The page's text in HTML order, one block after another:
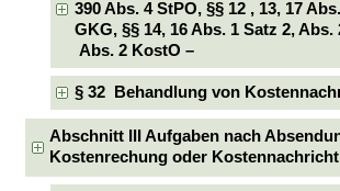
390 Abs. 4 StPO, §§ 12 , 13, 17
GKG, §§ 14, 16 Abs. 1 Satz 2, Abs.
Abs. 2 KostO –
§ 32 Behandlung von
Abschnitt III Aufgaben nach
Kostenrechung oder Kostennachricht